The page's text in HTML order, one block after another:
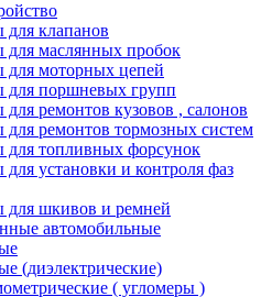
клапанов
для маслянных пробок
для моторных цепей
для поршневых групп
ремонтов кузовов , салонов
ремонтов тормозных систем
для топливных форсунок
установки и контроля фаз
для шкивов и ремней
автомобильные
(диэлектрические)
( угломеры )